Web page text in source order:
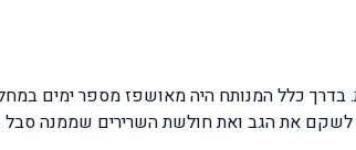
בדרך כלל המנותח היה מאושפז מספר ימים
לשקם את הגב ואת חולשת השרירים שממנה סבל